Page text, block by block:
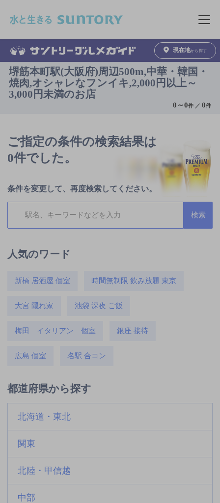
メニュ
現在地から探す
堺筋本町駅(大阪府)周辺500m,中華・韓国・
焼肉,オシャレなフンイキ,2,000円以上～
3,000円未満のお店
0 ～0件 ／0件
ご指定の条件の検索結果は
0件でした。
条件を変更して、再度検索してください。
人気のワード
新橋 居酒屋 個室 時間無制限 飲み放題 東京
大宮 隠れ家 池袋 深夜 ご飯
梅田 イタリアン 個室 銀座 接待
広島 個室 名駅 合コン
都道府県から探す
北海道・東北
関東
北陸・甲信越
中部